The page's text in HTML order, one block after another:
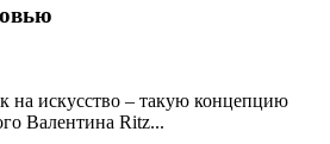
на искусство – такую концепцию
Валентина Ritz...